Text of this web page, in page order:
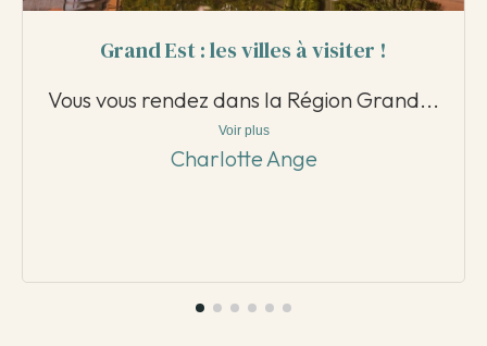
Grand Est : les villes à visiter !
Vous vous rendez dans la Région Grand...
Voir plus
Charlotte Ange